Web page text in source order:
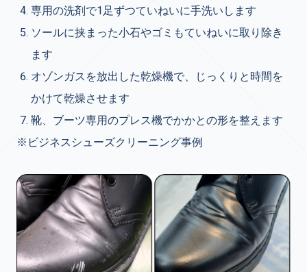
専用の洗剤で1足ずつていねいに手洗いします
ソールに挟まった小石やゴミもていねいに取り除き
ます
オゾンガスを放出した乾燥機で、じっくりと時間を
かけて乾燥させます
靴、ブーツ専用のプレス機でかかとの形を整えます
※ビジネスシューズクリーニング事例